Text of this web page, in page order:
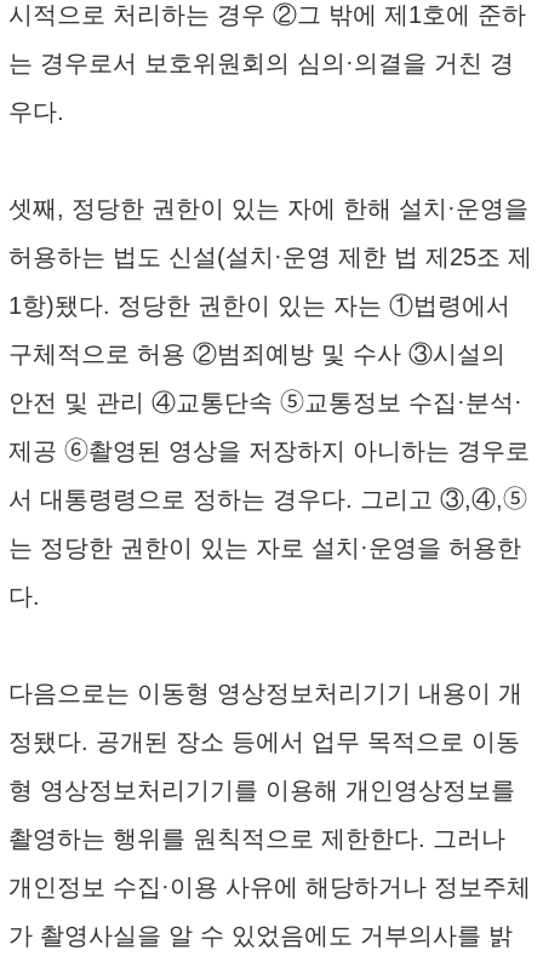
시적으로 처리하는 경우 ②그 밖에 제1호에 준하
는 경우로서 보호위원회의 심의·의결을 거친 경
우다.
셋째, 정당한 권한이 있는 자에 한해 설치·운영을
허용하는 법도 신설(설치·운영 제한 법 제25조 제
1항)됐다. 정당한 권한이 있는 자는 ①법령에서
구체적으로 허용 ②범죄예방 및 수사 ③시설의
안전 및 관리 ④교통단속 ➄교통정보 수집·분석·
제공 ➅촬영된 영상을 저장하지 아니하는 경우로
서 대통령령으로 정하는 경우다. 그리고 ③,④,➄
는 정당한 권한이 있는 자로 설치·운영을 허용한
다.
다음으로는 이동형 영상정보처리기기 내용이 개
정됐다. 공개된 장소 등에서 업무 목적으로 이동
형 영상정보처리기기를 이용해 개인영상정보를
촬영하는 행위를 원칙적으로 제한한다. 그러나
개인정보 수집·이용 사유에 해당하거나 정보주체
가 촬영사실을 알 수 있었음에도 거부의사를 밝